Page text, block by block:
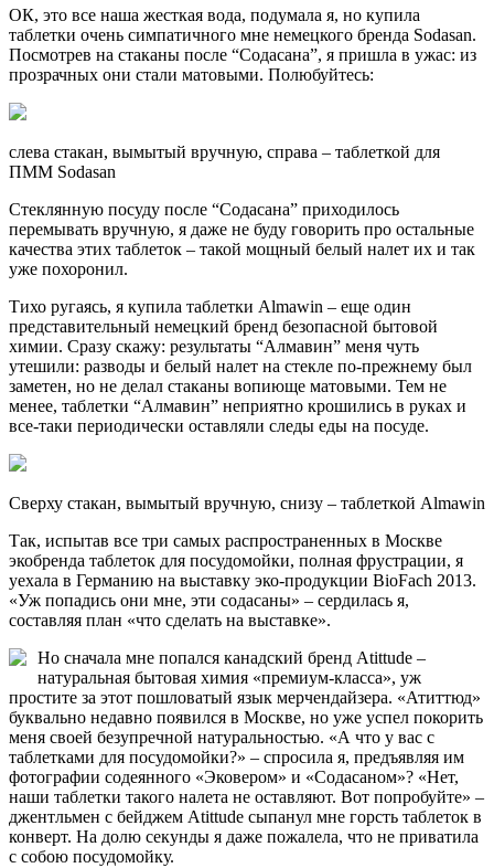
ОК, это все наша жесткая вода, подумала я, но купила
таблетки очень симпатичного мне немецкого бренда Sodasan.
Посмотрев на стаканы после “Содасана”, я пришла в ужас: из
прозрачных они стали матовыми. Полюбуйтесь:
слева стакан, вымытый вручную, справа – таблеткой для
ПММ Sodasan
Стеклянную посуду после “Содасана” приходилось
перемывать вручную, я даже не буду говорить про остальные
качества этих таблеток – такой мощный белый налет их и так
уже похоронил.
Тихо ругаясь, я купила таблетки Almawin – еще один
представительный немецкий бренд безопасной бытовой
химии. Сразу скажу: результаты “Алмавин” меня чуть
утешили: разводы и белый налет на стекле по-прежнему был
заметен, но не делал стаканы вопиюще матовыми. Тем не
менее, таблетки “Алмавин” неприятно крошились в руках и
все-таки периодически оставляли следы еды на посуде.
Сверху стакан, вымытый вручную, снизу – таблеткой Almawin
Так, испытав все три самых распространенных в Москве
экобренда таблеток для посудомойки, полная фрустрации, я
уехала в Германию на выставку эко-продукции BioFach 2013.
«Уж попадись они мне, эти содасаны» – сердилась я,
составляя план «что сделать на выставке».
Но сначала мне попался канадский бренд Atittude –
натуральная бытовая химия «премиум-класса», уж
простите за этот пошловатый язык мерчендайзера. «Атиттюд»
буквально недавно появился в Москве, но уже успел покорить
меня своей безупречной натуральностью. «А что у вас с
таблетками для посудомойки?» – спросила я, предъявляя им
фотографии содеянного «Эковером» и «Содасаном»? «Нет,
наши таблетки такого налета не оставляют. Вот попробуйте» –
джентльмен с бейджем Atittude сыпанул мне горсть таблеток в
конверт. На долю секунды я даже пожалела, что не приватила
с собою посудомойку.